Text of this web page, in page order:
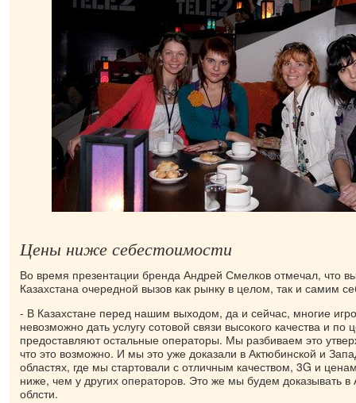
Цены ниже себестоимости
Во время презентации бренда Андрей Смелков отмечал, что
Казахстана очередной вызов как рынку в целом, так и самим
- В Казахстане перед нашим выходом, да и сейчас, многие
невозможно дать услугу сотовой связи высокого качества и
предоставляют остальные операторы. Мы разбиваем это
что это возможно. И мы это уже доказали в Актюбинской и
областях, где мы стартовали с отличным качеством, 3G и
ниже, чем у других операторов. Это же мы будем доказывать
облсти.